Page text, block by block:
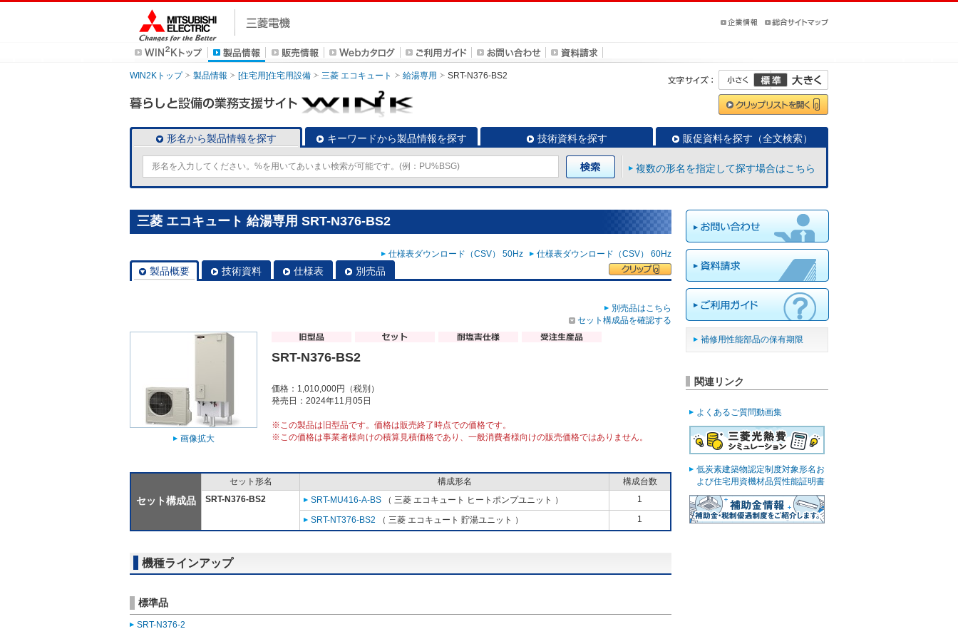
WIN2Kトップ 製品情報 [住宅用]住宅用設備 三菱 エコキュート 給湯専用 SRT-N376-BS2
形名から製品情報を探す キーワードから製品情報を探す 技術資料を探す 販促資料を探す（全文検索）
複数の形名を指定して探す場合はこちら
三菱 エコキュート 給湯専用 SRT-N376-BS2
仕様表ダウンロード（CSV） 50Hz 仕様表ダウンロード（CSV） 60Hz
製品概要 技術資料 仕様表 別売品
別売品はこちら
セット構成品を確認する
画像拡大
SRT-N376-BS2
価格：1,010,000円（税別）
発売日：2024年11月05日
※この製品は旧型品です。価格は販売終了時点での価格です。
※この価格は事業者様向けの積算見積価格であり、一般消費者様向けの販売価格ではありません。
セット構成品
セット形名 構成形名
構成台数
SRT-N376-BS2
SRT-MU416-A-BS （ 三菱 エコキュート ヒートポンプユニット ） 1
SRT-NT376-BS2 （ 三菱 エコキュート 貯湯ユニット ） 1
機種ラインアップ
標準品
SRT-N376-2
補修用性能部品の保有期限
関連リンク
よくあるご質問動画集
低炭素建築物認定制度対象形名お
よび住宅用資機材品質性能証明書